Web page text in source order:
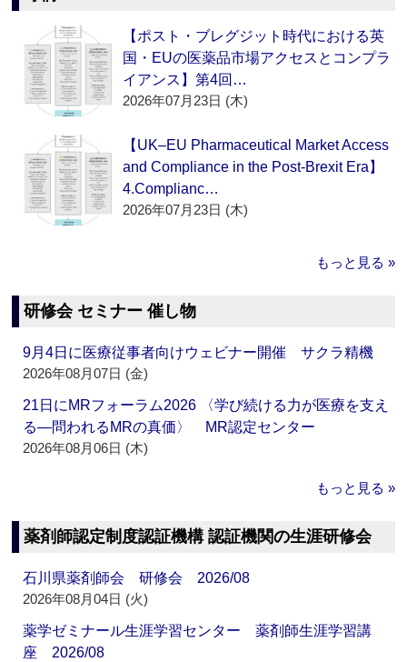
【ポスト・ブレグジット時代における英
国・EUの医薬品市場アクセスとコンプラ
イアンス】第4回…
2026年07月23日 (木)
【UK–EU Pharmaceutical Market Access
and Compliance in the Post-Brexit Era】
4.Complianc…
2026年07月23日 (木)
もっと見る »
研修会 セミナー 催し物
9月4日に医療従事者向けウェビナー開催 サクラ精機
2026年08月07日 (金)
21日にMRフォーラム2026 〈学び続ける力が医療を支え
る―問われるMRの真価〉 MR認定センター
2026年08月06日 (木)
もっと見る »
薬剤師認定制度認証機構 認証機関の生涯研修会
石川県薬剤師会 研修会 2026/08
2026年08月04日 (火)
薬学ゼミナール生涯学習センター 薬剤師生涯学習講
座 2026/08